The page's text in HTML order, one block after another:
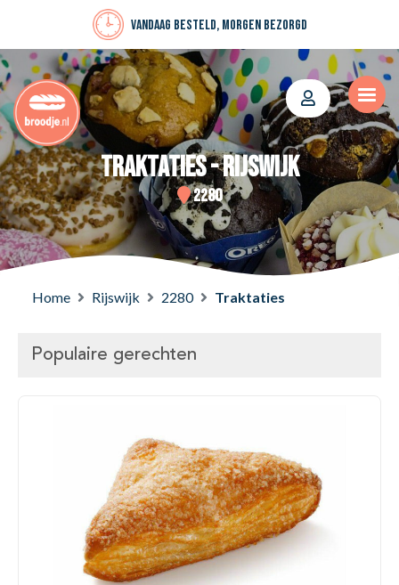
Vandaag besteld, morgen bezorgd
Traktaties - Rijswijk
2280
Home Rijswijk 2280 Traktaties
Populaire gerechten